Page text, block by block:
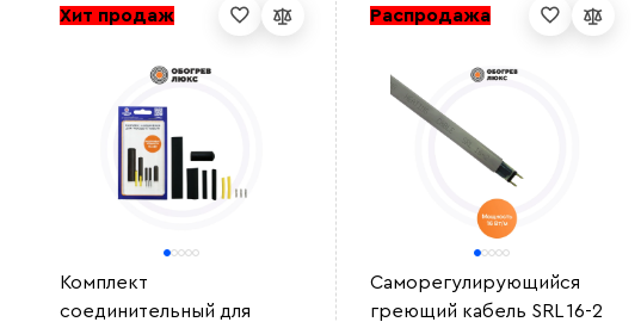
Хит продаж
Комплект
соединительный для
Распродажа
Саморегулирующийся
греющий кабель SRL 16-2